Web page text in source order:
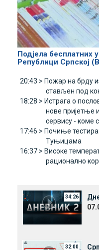
Подјела бесплатних
Републици Српској
20:43 > Пожар на брду
стављен под
18:28 > Истрага о
нове пријетње
сервису - коме
17:46 > Почиње
Туњицама
16:37 > Високе
рационално
34:26
32:00